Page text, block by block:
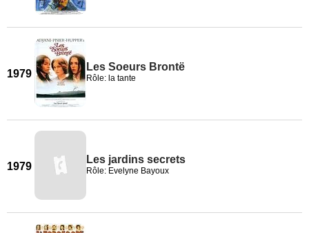
1979
Les Soeurs Brontë
Rôle: la tante
1979
Les jardins secrets
Rôle: Evelyne Bayoux